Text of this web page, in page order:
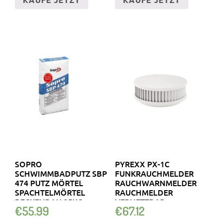
SOPRO
SCHWIMMBADPUTZ SBP
474 PUTZ MÖRTEL
SPACHTELMÖRTEL
BECKENBAU 25KG
€55.99
PYREXX PX-1C
FUNKRAUCHMELDER
RAUCHWARNMELDER
RAUCHMELDER
VERNETZBAR
€67.12